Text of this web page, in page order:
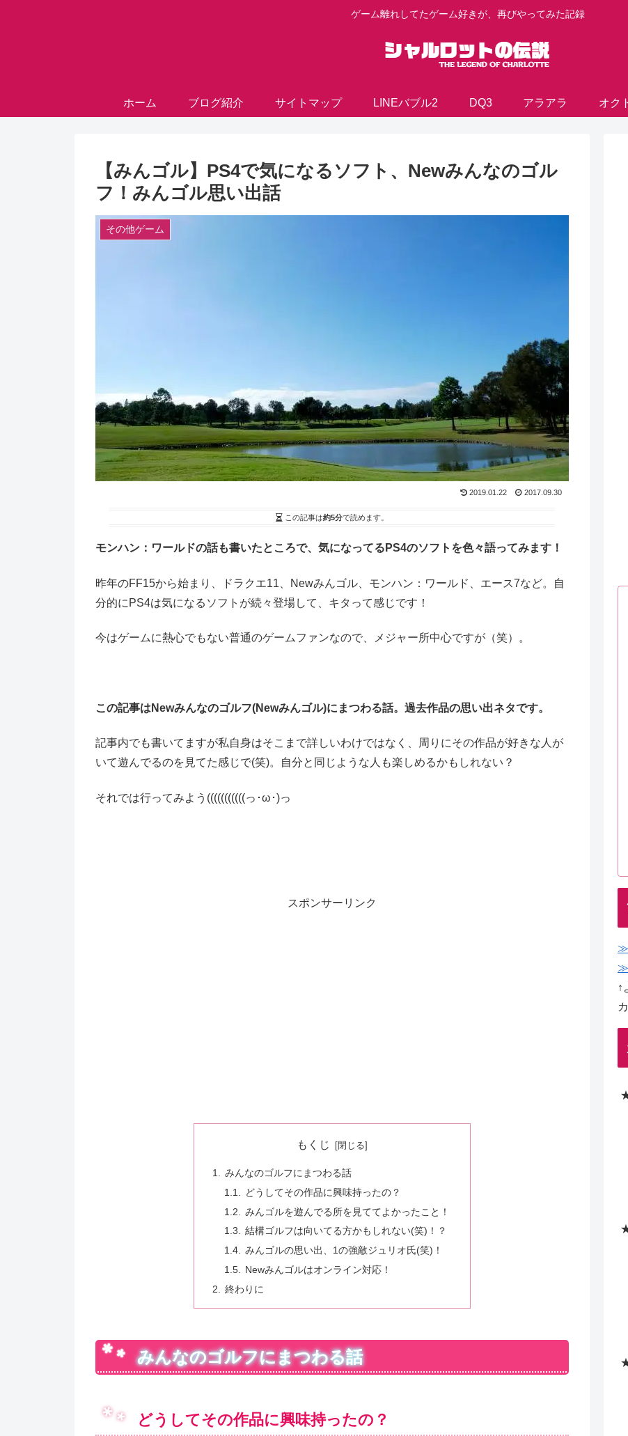
ゲーム離れしてたゲーム好きが、再びやってみた記録
ホーム ブログ紹介 サイトマップ LINEバブル2 DQ3 アラアラ オク
【みんゴル】PS4で気になるソフト、Newみんなのゴル
フ！みんゴル思い出話
その他ゲーム
2019.01.22 2017.09.30
この記事は約5分で読めます。
モンハン：ワールドの話も書いたところで、気になってるPS4のソフトを色々語ってみます！
昨年のFF15から始まり、ドラクエ11、Newみんゴル、モンハン：ワールド、エース7など。自
分的にPS4は気になるソフトが続々登場して、キタって感じです！
今はゲームに熱心でもない普通のゲームファンなので、メジャー所中心ですが（笑）。
この記事はNewみんなのゴルフ(Newみんゴル)にまつわる話。過去作品の思い出ネタです。
記事内でも書いてますが私自身はそこまで詳しいわけではなく、周りにその作品が好きな人が
いて遊んでるのを見てた感じで(笑)。自分と同じような人も楽しめるかもしれない？
それでは行ってみよう(((((((((((っ･ω･)っ
スポンサーリンク
もくじ
みんなのゴルフにまつわる話
どうしてその作品に興味持ったの？
みんゴルを遊んでる所を見ててよかったこと！
結構ゴルフは向いてる方かもしれない(笑)！？
みんゴルの思い出、1の強敵ジュリオ氏(笑)！
Newみんゴルはオンライン対応！
終わりに
みんなのゴルフにまつわる話
どうしてその作品に興味持ったの？
≫
≫
↑